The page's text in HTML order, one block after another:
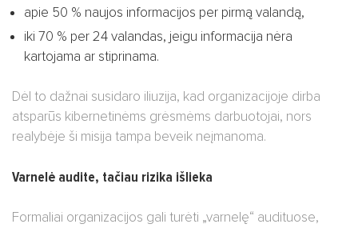
apie 50 % naujos informacijos per pirmą valandą,
iki 70 % per 24 valandas, jeigu informacija nėra
kartojama ar stiprinama.
Dėl to dažnai susidaro iliuzija, kad organizacijoje dirba
atsparūs kibernetinėms grėsmėms darbuotojai, nors
realybėje ši misija tampa beveik neįmanoma.
Varnelė audite, tačiau rizika išlieka
Formaliai organizacijos gali turėti „varnelę“ audituose,